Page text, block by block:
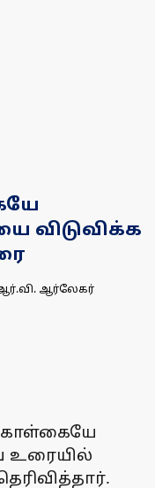
விடுவிக்க
ஆர்லேகர்
கொள்கையே
உரையில்